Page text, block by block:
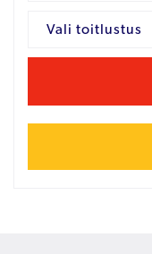
Vali toitlustus